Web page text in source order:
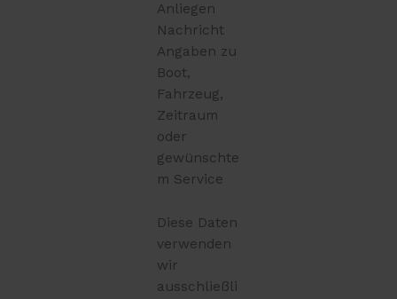
Anliegen
Nachricht
Angaben zu
Boot,
Fahrzeug,
Zeitraum
oder
gewünschte
m Service
Diese Daten
verwenden
wir
ausschließli